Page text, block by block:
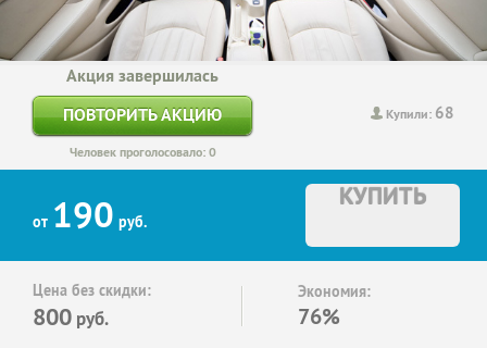
Купили: 68
Акция завершилась
ПОВТОРИТЬ АКЦИЮ
Человек проголосовало: 0
от 190 руб.
КУПИТЬ
Цена без скидки:
800 руб.
Экономия:
76%